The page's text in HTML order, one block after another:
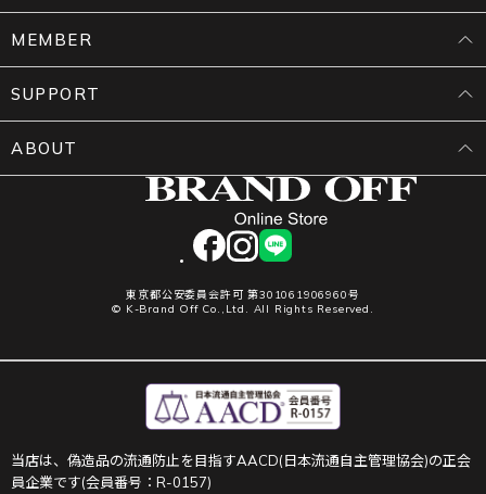
facebookinstagram
LINE
東京都公安委員会許可 第301061906960号
© K-Brand Off Co.,Ltd. All Rights Reserved.
MEMBER
SUPPORT
ABOUT
当店は、偽造品の流通防止を目指すAACD(日本流通自主管理協会)の正会
員企業です(会員番号：R-0157)